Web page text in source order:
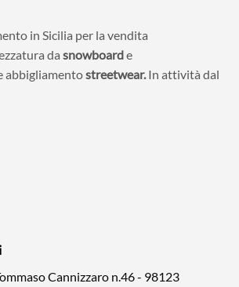
in Sicilia per la vendita
da snowboarde
abbigliamentostreetwear.In attività dal
Cannizzaro n.46 - 98123